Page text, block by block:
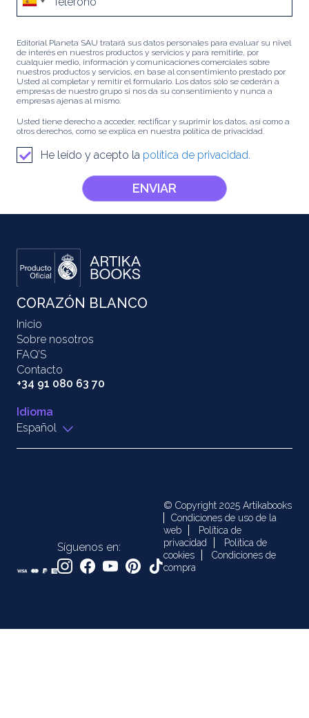
Editorial Planeta SAU tratará sus datos personales para evaluar su nivel
de interés en nuestros productos y servicios y para remitirle, por
cualquier medio, información y comunicaciones comerciales sobre
nuestros productos y servicios, en base al consentimiento prestado por
Usted al completar y remitir el formulario. Los datos sólo se cederán a
empresas de nuestro grupo si nos da su consentimiento y nunca a
empresas ajenas al mismo.
Usted tiene derecho a acceder, rectificar y suprimir los datos, así como a
otros derechos, como se explica en nuestra política de privacidad.
He leído y acepto la política de privacidad.
ENVIAR
CORAZÓN BLANCO
Inicio
Sobre nosotros
FAQ’S
Contacto
+34 91 080 63 70
Idioma
Español
Síguenos en:
© Copyright 2025 Artikabooks
Condiciones de uso de la
web
Política de
privacidad
Política de
cookies
Condiciones de
compra